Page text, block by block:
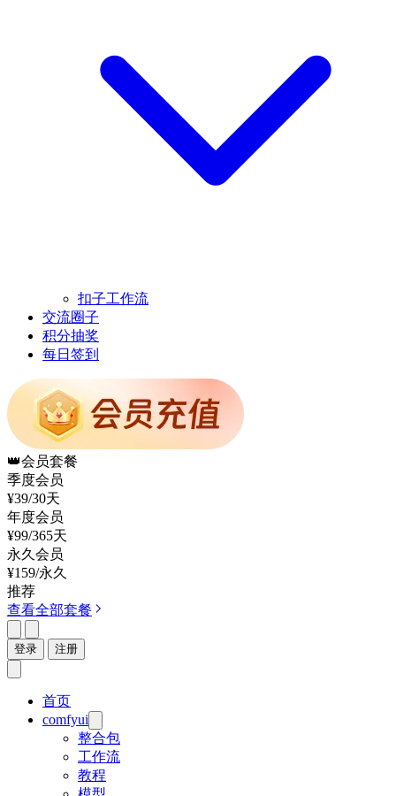
扣子工作流
交流圈子
积分抽奖
每日签到
👑会员套餐
季度会员
¥39/30天
年度会员
¥99/365天
永久会员
¥159/永久
推荐
查看全部套餐
登录 注册
首页
comfyui
整合包
工作流
教程